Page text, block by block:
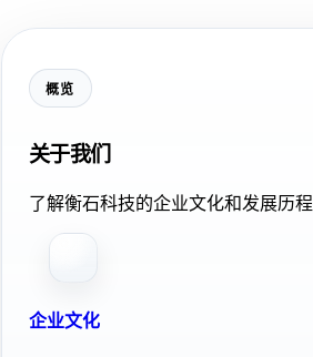
概览
关于我们
了解衡石科技的企业文化和发展历程
企业文化